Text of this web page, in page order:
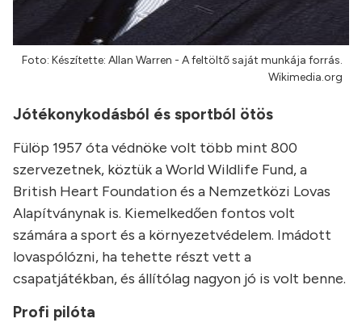
Foto: Készítette: Allan Warren - A feltöltő saját munkája forrás.
Wikimedia.org
Jótékonykodásból és sportból ötös
Fülöp 1957 óta védnöke volt több mint 800
szervezetnek, köztük a World Wildlife Fund, a
British Heart Foundation és a Nemzetközi Lovas
Alapítványnak is. Kiemelkedően fontos volt
számára a sport és a környezetvédelem. Imádott
lovaspólózni, ha tehette részt vett a
csapatjátékban, és állítólag nagyon jó is volt benne.
Profi pilóta